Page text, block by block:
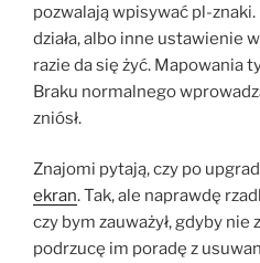
pozwalają wpisywać pl-
działa, albo inne ustawienie
razie da się żyć. Mapowania
Braku normalnego
zniósł.
Znajomi pytają, czy po
ekran. Tak, ale naprawdę
czy bym zauważył, gdyby nie
podrzucę im poradę z